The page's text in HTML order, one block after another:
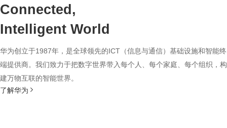
Connected,
Intelligent World
华为创立于1987年，是全球领先的ICT（信息与通信）基础设施和智能终
端提供商。我们致力于把数字世界带入每个人、每个家庭、每个组织，构
建万物互联的智能世界。
了解华为